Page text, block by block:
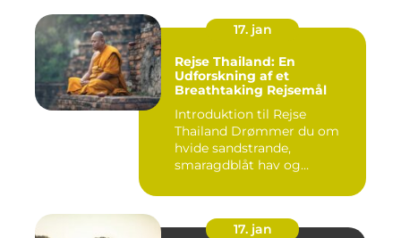
17. jan
Rejse Thailand: En
Udforskning af et
Breathtaking Rejsemål
Introduktion til Rejse
Thailand Drømmer du om
hvide sandstrande,
smaragdblåt hav og
17. jan